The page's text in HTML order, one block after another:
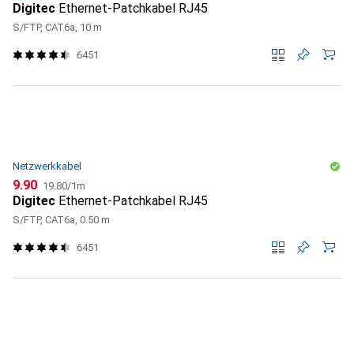
Digitec Ethernet-Patchkabel RJ45
S/FTP, CAT6a, 10 m
6451
Netzwerkkabel
CHF
9.90 CHF
19.80/1m
Digitec Ethernet-Patchkabel RJ45
S/FTP, CAT6a, 0.50 m
6451